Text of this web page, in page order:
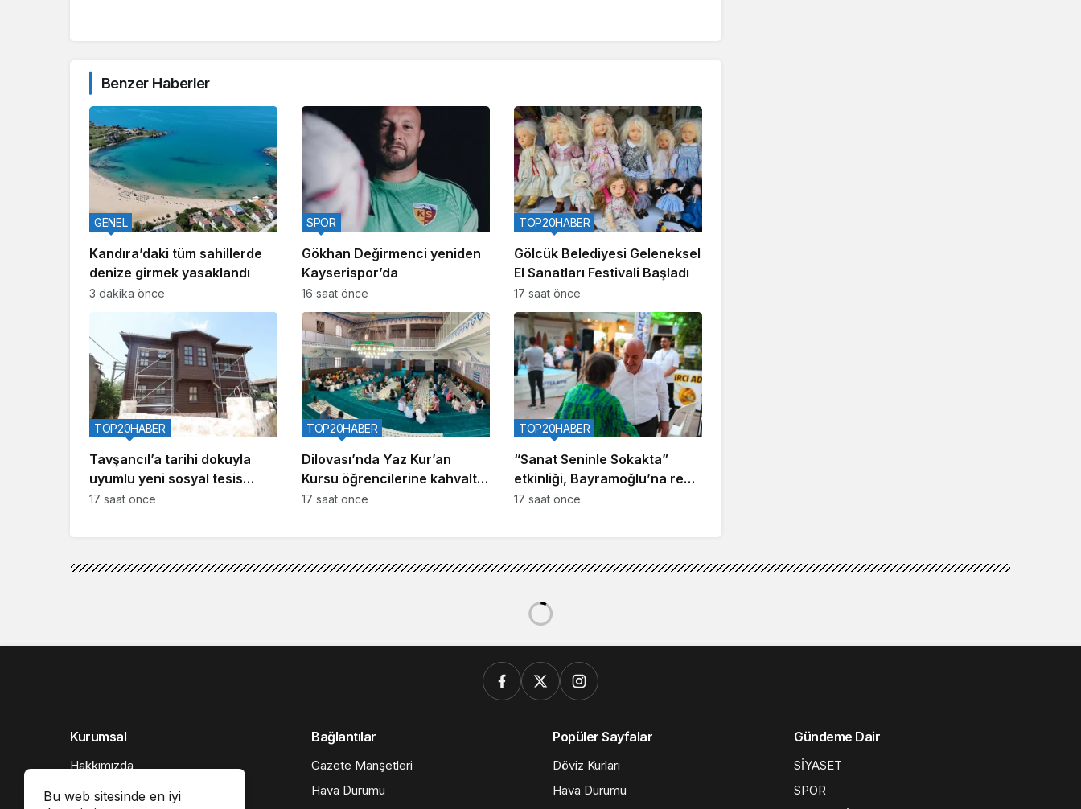
Benzer Haberler
Kandıra’daki tüm sahillerde
denize girmek yasaklandı
GENEL
3 dakika önce
Gökhan Değirmenci yeniden
Kayserispor’da
SPOR
16 saat önce
Gölcük Belediyesi Geleneksel
El Sanatları Festivali Başladı
TOP20HABER
17 saat önce
Tavşancıl’a tarihi dokuyla
uyumlu yeni sosyal tesis
geliyor
TOP20HABER
17 saat önce
Dilovası’nda Yaz Kur’an
Kursu öğrencilerine kahvaltı
buluşması
TOP20HABER
17 saat önce
“Sanat Seninle Sokakta”
etkinliği, Bayramoğlu’na renk
kattı
TOP20HABER
17 saat önce
Bu web sitesinde en iyi
Kurumsal
Hakkımızda
İletişim
Bağlantılar
Gazete Manşetleri
Hava Durumu
Popüler Sayfalar
Döviz Kurları
Hava Durumu
Gündeme Dair
SİYASET
SPOR